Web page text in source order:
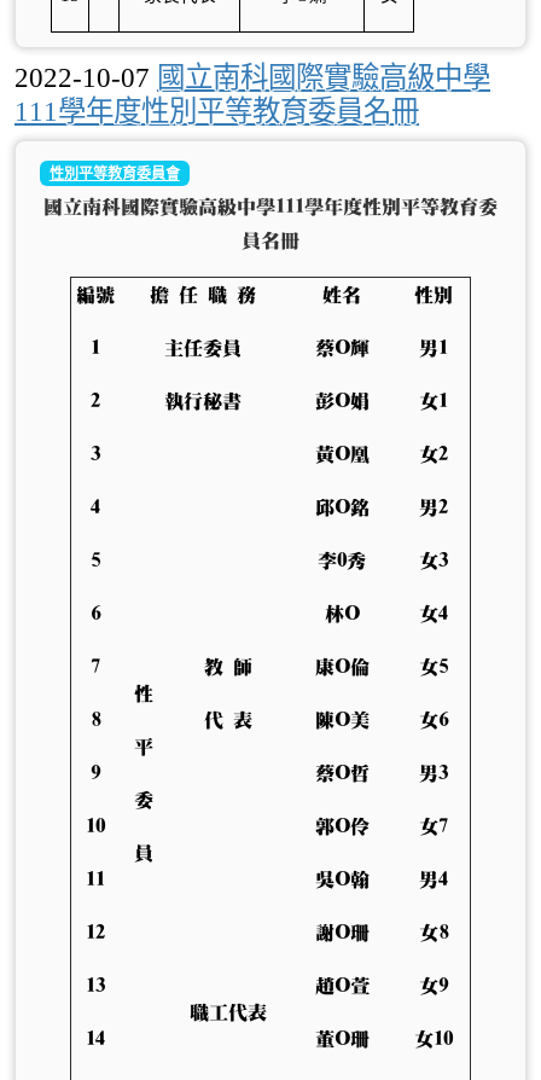
2022-10-07 國立南科國際實驗高級中學
111學年度性別平等教育委員名冊
性別平等教育委員會
國立南科國際實驗高級中學111學年度性別平等教育委
員名冊
編號 擔 任 職 務 姓名 性別
1 主任委員 蔡O輝 男1
2 執行秘書 彭O娟 女1
3
性
平
委
員
教 師
代 表
黃O凰 女2
4 邱O銘 男2
5 李0秀 女3
6 林O 女4
7 康O倫 女5
8 陳O美 女6
9 蔡O哲 男3
10 郭O伶 女7
11 吳O翰 男4
12 謝O珊 女8
13
職工代表
趙O萱 女9
14 董O珊 女10